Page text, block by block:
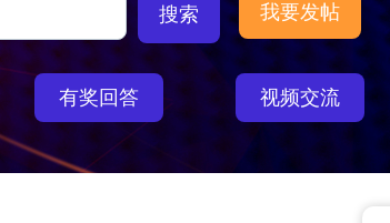
我要发帖
有奖回答 视频交流